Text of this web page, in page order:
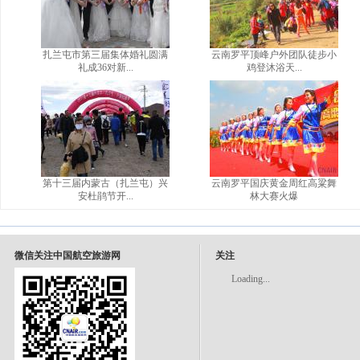
扎兰屯市第三届集体婚礼圆满
礼成36对新...
第十三届内蒙古（扎兰屯）兴
安杜鹃节开...
云南罗平顶峰户外团队徒步小
鸡登沐浴天...
云南罗平国庆黄金周红高粱舞
林大赛火爆
微信关注中国航空旅游网 关注
Loading...